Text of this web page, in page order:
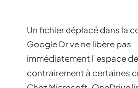
Un fichier déplacé dans la
Google Drive ne libère pas
immédiatement l’espace
contrairement à certaines